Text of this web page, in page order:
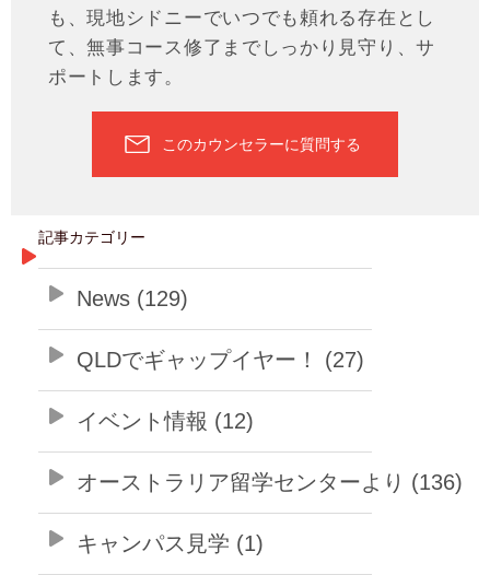
も、現地シドニーでいつでも頼れる存在とし
て、無事コース修了までしっかり見守り、サ
ポートします。
このカウンセラーに質問する
記事カテゴリー
News (129)
QLDでギャップイヤー！ (27)
イベント情報 (12)
オーストラリア留学センターより (136)
キャンパス見学 (1)